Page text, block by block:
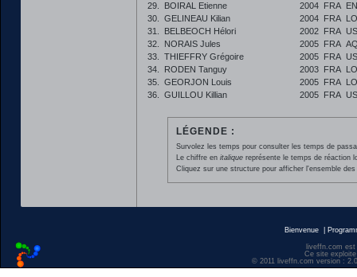
29.
BOIRAL Etienne 2004 FRA
30.
GELINEAU Kilian 2004 FRA
31.
BELBEOCH Hélori 2002 FRA
32.
NORAIS Jules 2005 FRA
33.
THIEFFRY Grégoire 2005 FRA
34.
RODEN Tanguy 2003 FRA
35.
GEORJON Louis 2005 FRA
36.
GUILLOU Killian 2005 FRA
LÉGENDE :
Survolez les temps pour consulter les temps de
Le chiffre en italiquereprésente le temps de réaction
Cliquez sur une structure pour afficher l'ensemble
Bienvenue
liveffn.com
Ce site
© 2011 liveffn.com version :